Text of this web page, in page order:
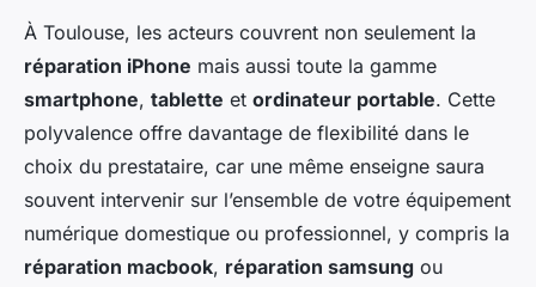
À Toulouse, les acteurs couvrent non seulement la
réparation iPhone mais aussi toute la gamme
smartphone, tablette et ordinateur portable. Cette
polyvalence offre davantage de flexibilité dans le
choix du prestataire, car une même enseigne saura
souvent intervenir sur l’ensemble de votre équipement
numérique domestique ou professionnel, y compris la
réparation macbook, réparation samsung ou